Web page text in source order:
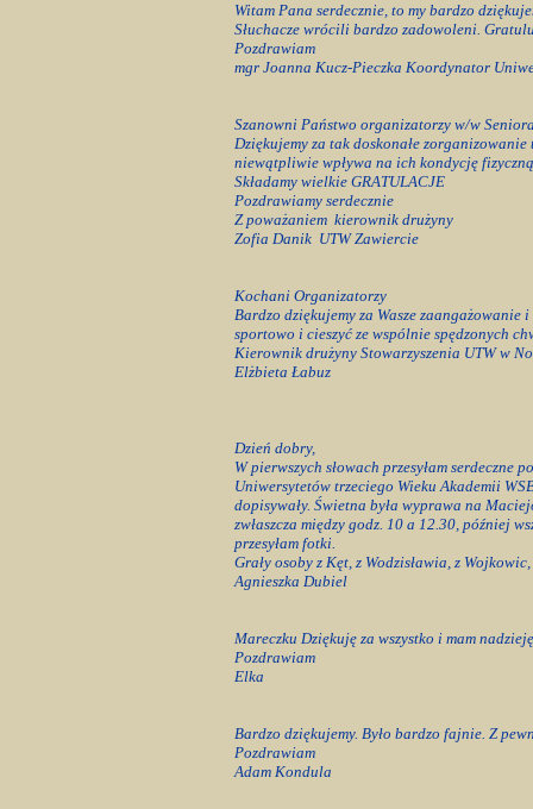
Witam Pana serdecznie, to my bardzo
Słuchacze wrócili bardzo zadowoleni.
Pozdrawiam
mgr Joanna Kucz-Pieczka Koordynator
Szanowni Państwo organizatorzy w/w
Dziękujemy za tak doskonałe
niewątpliwie wpływa na ich kondycję
Składamy wielkie GRATULACJE
Pozdrawiamy serdecznie
Z poważaniem kierownik drużyny
Zofia Danik UTW Zawiercie
Kochani Organizatorzy
Bardzo dziękujemy za Wasze
sportowo i cieszyć ze wspólnie spędzonych
Kierownik drużyny Stowarzyszenia UTW w
Elżbieta Łabuz
Dzień dobry,
W pierwszych słowach przesyłam
Uniwersytetów trzeciego Wieku Akademii
dopisywały. Świetna była wyprawa na
zwłaszcza między godz. 10 a 12.30, później
przesyłam fotki.
Grały osoby z Kęt, z Wodzisławia, z
Agnieszka Dubiel
Mareczku Dziękuję za wszystko i mam
Pozdrawiam
Elka
Bardzo dziękujemy. Było bardzo fajnie. Z
Pozdrawiam
Adam Kondula